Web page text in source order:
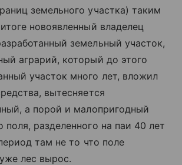
земельного участка) таким
новоявленный владелец
земельный участок,
аграрий, который до этого
участок много лет, вложил
вытесняется
а порой и малопригодный
поля, разделенного на паи 40 лет
там не то что поле
лес вырос.